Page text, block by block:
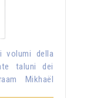
volumi della
taluni dei
Mikhaël